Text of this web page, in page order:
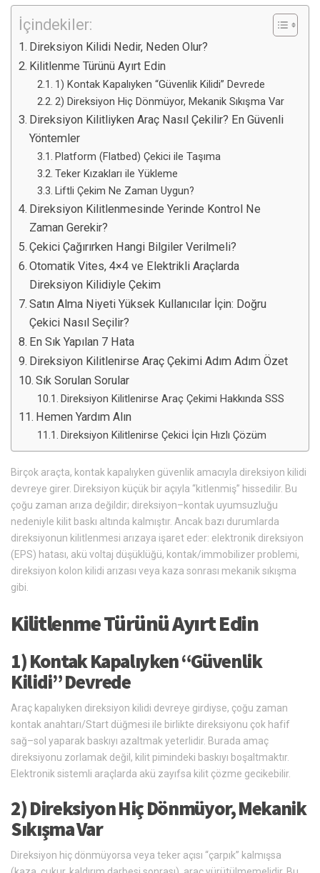
İçindekiler:
Direksiyon Kilidi Nedir, Neden Olur?
Kilitlenme Türünü Ayırt Edin
1) Kontak Kapalıyken “Güvenlik Kilidi” Devrede
2) Direksiyon Hiç Dönmüyor, Mekanik Sıkışma Var
Direksiyon Kilitliyken Araç Nasıl Çekilir? En Güvenli
Yöntemler
Platform (Flatbed) Çekici ile Taşıma
Teker Kızakları ile Yükleme
Liftli Çekim Ne Zaman Uygun?
Direksiyon Kilitlenmesinde Yerinde Kontrol Ne
Zaman Gerekir?
Çekici Çağırırken Hangi Bilgiler Verilmeli?
Otomatik Vites, 4×4 ve Elektrikli Araçlarda
Direksiyon Kilidiyle Çekim
Satın Alma Niyeti Yüksek Kullanıcılar İçin: Doğru
Çekici Nasıl Seçilir?
En Sık Yapılan 7 Hata
Direksiyon Kilitlenirse Araç Çekimi Adım Adım Özet
Sık Sorulan Sorular
Direksiyon Kilitlenirse Araç Çekimi Hakkında SSS
Hemen Yardım Alın
Direksiyon Kilitlenirse Çekici İçin Hızlı Çözüm
Birçok araçta, kontak kapalıyken güvenlik amacıyla direksiyon kilidi
devreye girer. Direksiyon küçük bir açıyla “kitlenmiş” hissedilir. Bu
çoğu zaman arıza değildir; direksiyon–kontak uyumsuzluğu
nedeniyle kilit baskı altında kalmıştır. Ancak bazı durumlarda
direksiyonun kilitlenmesi arızaya işaret eder: elektronik direksiyon
(EPS) hatası, akü voltaj düşüklüğü, kontak/immobilizer problemi,
direksiyon kolon kilidi arızası veya kaza sonrası mekanik sıkışma
gibi.
Kilitlenme Türünü Ayırt Edin
1) Kontak Kapalıyken “Güvenlik
Kilidi” Devrede
Araç kapalıyken direksiyon kilidi devreye girdiyse, çoğu zaman
kontak anahtarı/Start düğmesi ile birlikte direksiyonu çok hafif
sağ–sol yaparak baskıyı azaltmak yeterlidir. Burada amaç
direksiyonu zorlamak değil, kilit pimindeki baskıyı boşaltmaktır.
Elektronik sistemli araçlarda akü zayıfsa kilit çözme gecikebilir.
2) Direksiyon Hiç Dönmüyor, Mekanik
Sıkışma Var
Direksiyon hiç dönmüyorsa veya teker açısı “çarpık” kalmışsa